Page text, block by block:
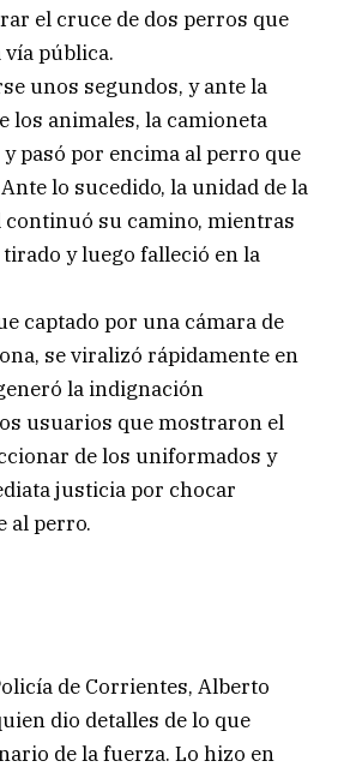
el cruce de dos perros que
pública.
unos segundos, y ante la
los animales, la camioneta
pasó por encima al perro que
lo sucedido, la unidad de la
su camino, mientras
y luego falleció en la
captado por una cámara de
se viralizó rápidamente en
la indignación
usuarios que mostraron el
de los uniformados y
justicia por chocar
al perro.
de Corrientes, Alberto
dio detalles de lo que
de la fuerza. Lo hizo en